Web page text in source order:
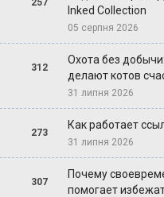
Inked Collection
05 серпня 2026
312
Охота без
делают котов
31 липня 2026
273
Как работает
31 липня 2026
307
Почему
помогает